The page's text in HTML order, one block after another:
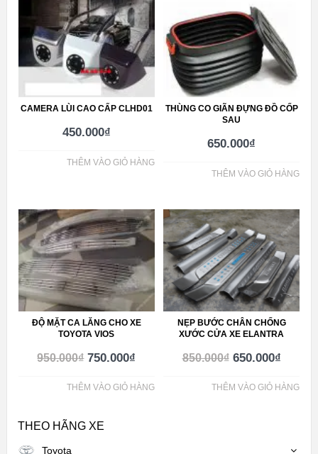
CAMERA LÙI CAO CẤP CLHD01
450.000₫
THÊM VÀO GIỎ HÀNG
THÙNG CO GIÃN ĐỰNG ĐỒ CỐP
SAU
650.000₫
THÊM VÀO GIỎ HÀNG
ĐỘ MẶT CA LĂNG CHO XE
TOYOTA VIOS
950.000₫ 750.000₫
THÊM VÀO GIỎ HÀNG
NẸP BƯỚC CHÂN CHỐNG
XƯỚC CỬA XE ELANTRA
850.000₫ 650.000₫
THÊM VÀO GIỎ HÀNG
THEO HÃNG XE
Toyota